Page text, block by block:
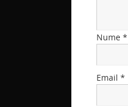
Nume *
Email *